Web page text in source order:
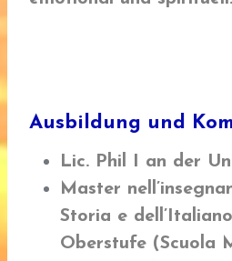
Ausbildung und
Lic. Phil I an der
Master
Storia e
Oberstufe (Scuola